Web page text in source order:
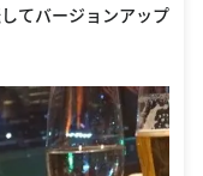
てバージョンアップ